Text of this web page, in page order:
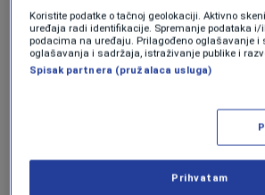
živi za prvi meč
NOGOMET|11. jun.
Zmajevi predvođeni
odradili posljednji
pripreme (VIDEO /
Kanađani strahuju
Mundijala: "Ako to
Koristite podatke o tačnoj geolokaciji. Aktivno
uređaja radi identifikacije. Spremanje podataka
podacima na uređaju. Prilagođeno oglašavanje i
oglašavanja i sadržaja, istraživanje publike i
Spisak partnera (pružalaca usluga)
Prihvatam